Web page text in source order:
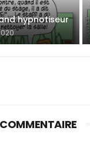
hypnotiseur